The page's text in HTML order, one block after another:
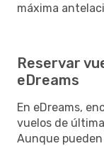
máxima
Reservar
eDreams
En eDreams,
vuelos de
Aunque